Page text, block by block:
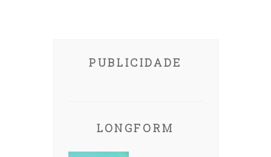
PUBLICIDADE
LONGFORM